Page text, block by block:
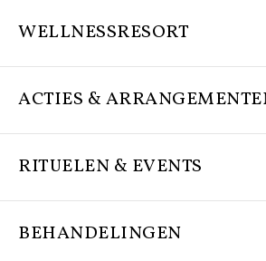
WELLNESSRESORT
ACTIES &
RITUELEN & EVENTS
BEHANDELINGEN
Acties en
Thermen